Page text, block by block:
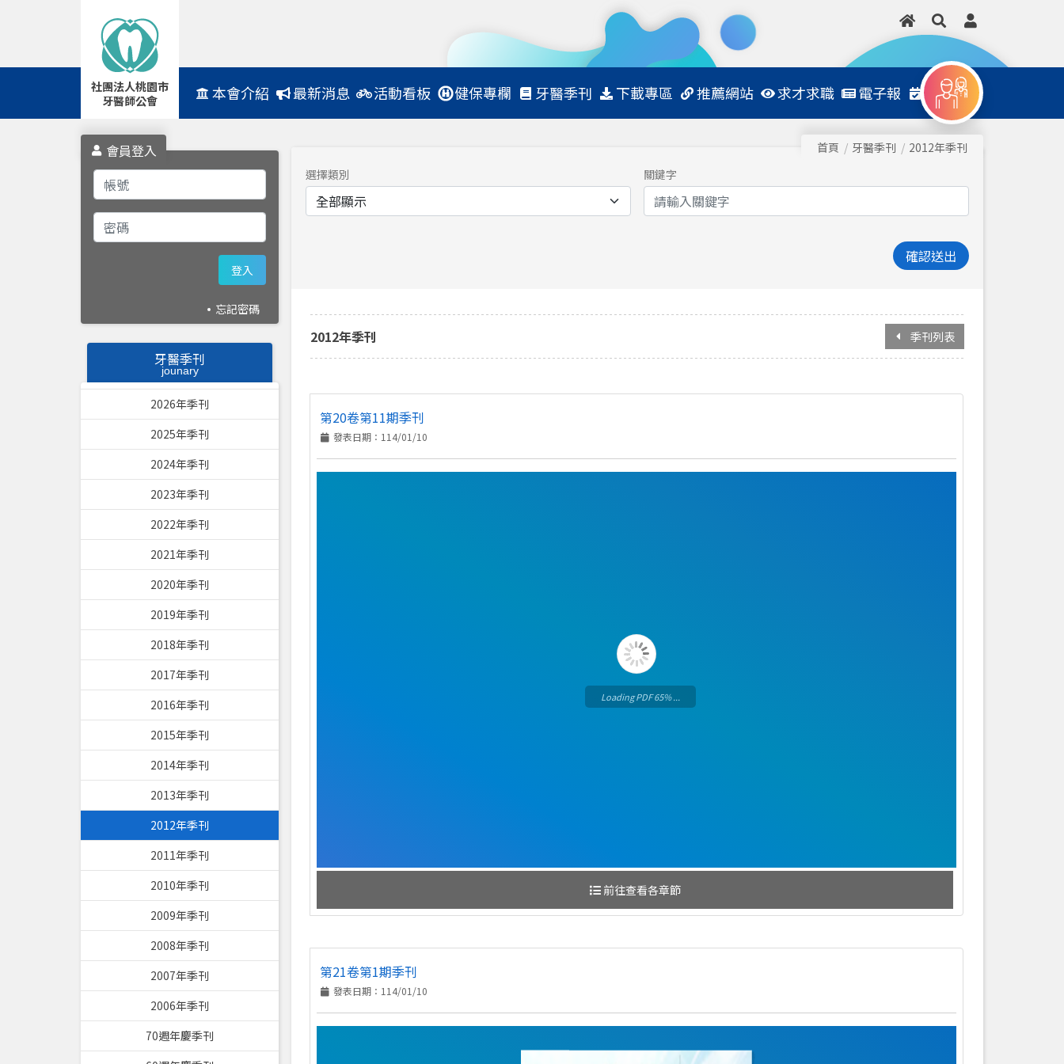
社團法人桃園市
牙醫師公會
Navbar 本會介紹 最新消息 活動看板 健保專欄 牙醫季刊 下載專區 推薦網站 求才求職 電子報 日程表
會員登入
登入
忘記密碼
牙醫季刊
jounary
2026年季刊
2025年季刊
2024年季刊
2023年季刊
2022年季刊
2021年季刊
2020年季刊
2019年季刊
2018年季刊
2017年季刊
2016年季刊
2015年季刊
2014年季刊
2013年季刊
2012年季刊
2011年季刊
2010年季刊
2009年季刊
2008年季刊
2007年季刊
2006年季刊
70週年慶季刊
首頁 牙醫季刊
2012年季刊
選擇類別
關鍵字
確認送出
2012年季刊 季刊列表
第20卷第11期季刊
發表日期：114/01/10
Loading PDF 74% ...
前往查看各章節
第21卷第1期季刊
發表日期：114/01/10